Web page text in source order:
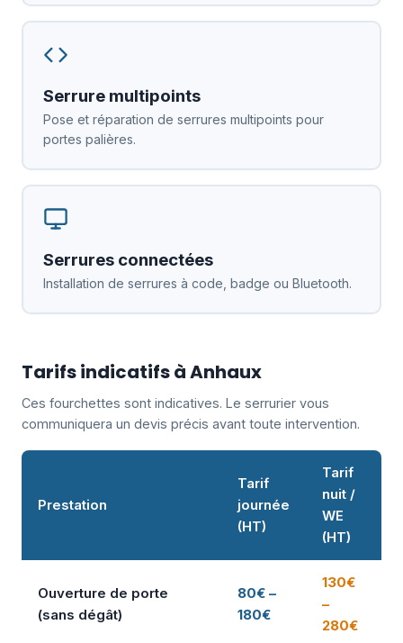
Serrure multipoints
Pose et réparation de serrures multipoints pour
portes palières.
Serrures connectées
Installation de serrures à code, badge ou Bluetooth.
Tarifs indicatifs à Anhaux
Ces fourchettes sont indicatives. Le serrurier vous
communiquera un devis précis avant toute intervention.
Prestation
Tarif
journée
(HT)
Tarif
nuit /
WE
(HT)
Ouverture de porte
(sans dégât)
80€ –
180€
130€
–
280€